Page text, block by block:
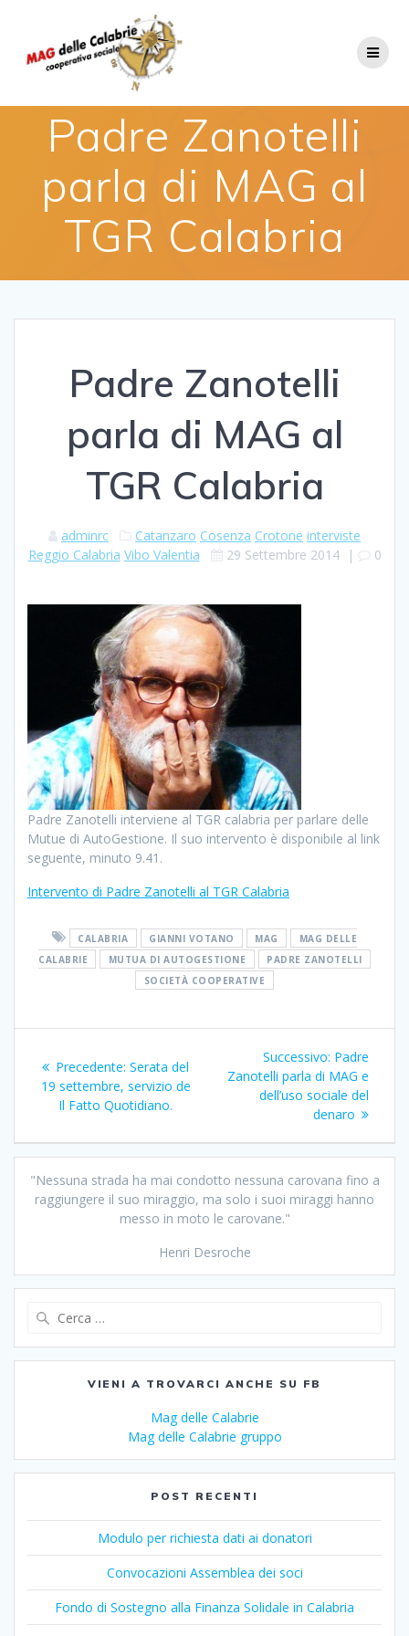
Padre Zanotelli
parla di MAG al
TGR Calabria
Padre Zanotelli
parla di MAG al
TGR Calabria
adminrc Catanzaro Cosenza Crotone interviste
Reggio Calabria Vibo Valentia 29 Settembre 2014| 0
Padre Zanotelli interviene al TGR calabria per parlare delle
Mutue di AutoGestione. Il suo intervento è disponibile al link
seguente, minuto 9.41.
Intervento di Padre Zanotelli al TGR Calabria
CALABRIA GIANNI VOTANO MAG
MAG DELLE
CALABRIE
MUTUA DI AUTOGESTIONE
PADRE ZANOTELLI
SOCIETÀ COOPERATIVE
articoli
Precedente: Articolo
precedente:
Serata del
19 settembre, servizio de
Il Fatto Quotidiano.
Successivo: Articolo
successivo:
Padre
Zanotelli parla di MAG e
dell’uso sociale del
denaro
"Nessuna strada ha mai condotto nessuna carovana fino a
raggiungere il suo miraggio, ma solo i suoi miraggi hanno
messo in moto le carovane."
Henri Desroche
VIENI A TROVARCI ANCHE SU FB
Mag delle Calabrie
Mag delle Calabrie gruppo
POST RECENTI
Modulo per richiesta dati ai donatori
Convocazioni Assemblea dei soci
Fondo di Sostegno alla Finanza Solidale in Calabria